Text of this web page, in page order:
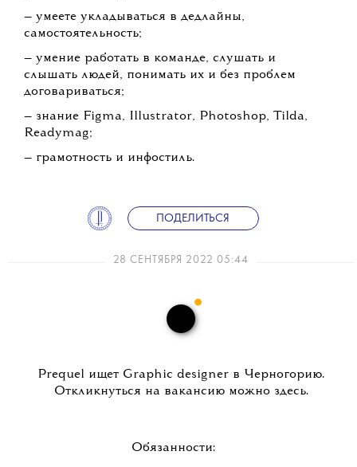
— умеете укладываться в дедлайны,
самостоятельность;
— умение работать в команде, слушать и
слышать людей, понимать их и без проблем
договариваться;
— знание Figma, Illustrator, Photoshop, Tilda,
Readymag;
— грамотность и инфостиль.
ПОДЕЛИТЬСЯ
28 СЕНТЯБРЯ 2022 05:44
Prequel ищет Graphic designer в Черногорию.
Откликнуться на вакансию можно здесь.
Обязанности: